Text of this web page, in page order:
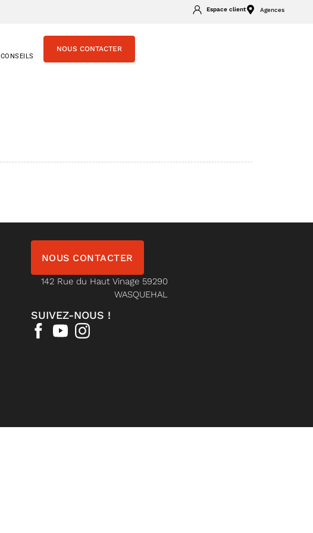
Espace client Agences
CONSEILS
NOUS CONTACTER
NOUS CONTACTER
142 Rue du Haut Vinage 59290
WASQUEHAL
SUIVEZ-NOUS !